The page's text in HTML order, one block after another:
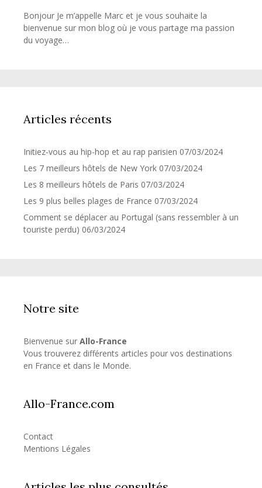
Bonjour Je m’appelle Marc et je vous souhaite la
bienvenue sur mon blog où je vous partage ma passion
du voyage…
Articles récents
Initiez-vous au hip-hop et au rap parisien 07/03/2024
Les 7 meilleurs hôtels de New York 07/03/2024
Les 8 meilleurs hôtels de Paris 07/03/2024
Les 9 plus belles plages de France 07/03/2024
Comment se déplacer au Portugal (sans ressembler à un
touriste perdu) 06/03/2024
Notre site
Bienvenue sur Allo-France
Vous trouverez différents articles pour vos destinations
en France et dans le Monde.
Allo-France.com
Contact
Mentions Légales